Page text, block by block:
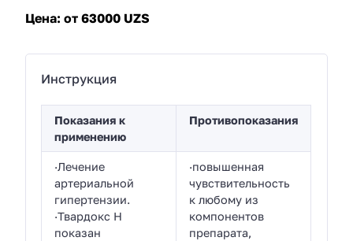
Цена: от 63000 UZS
Инструкция
Показания к
применению
Противопоказания
·Лечение
артериальной
гипертензии.
·Твардокс Н
показан
·повышенная
чувствительность
к любому из
компонентов
препарата,